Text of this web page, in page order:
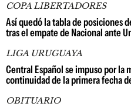
COPA LIBERTADORES
Así quedó la tabla de posiciones
tras el empate de Nacional ante
LIGA URUGUAYA
Central Español se impuso por la
continuidad de la primera fecha
OBITUARIO